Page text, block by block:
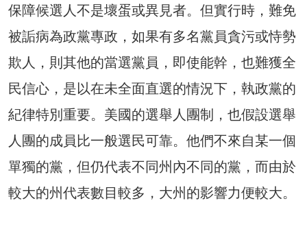
保障候選人不是壞蛋或異見者。但實行時，難免
被詬病為政黨專政，如果有多名黨員貪污或恃勢
欺人，則其他的當選黨員，即使能幹，也難獲全
民信心，是以在未全面直選的情況下，執政黨的
紀律特別重要。美國的選舉人團制，也假設選舉
人團的成員比一般選民可靠。他們不來自某一個
單獨的黨，但仍代表不同州內不同的黨，而由於
較大的州代表數目較多，大州的影響力便較大。